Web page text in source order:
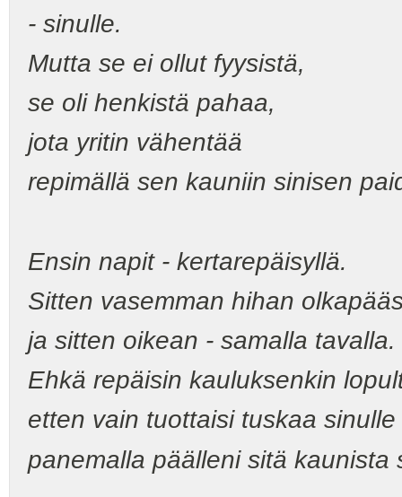
- sinulle.
Mutta se ei ollut fyysistä,
se oli henkistä pahaa,
jota yritin vähentää
repimällä sen kauniin sinisen
Ensin napit - kertarepäisyllä.
Sitten vasemman hihan
ja sitten oikean - samalla tavalla.
Ehkä repäisin kauluksenkin
etten vain tuottaisi tuskaa sinulle
panemalla päälleni sitä kaunista